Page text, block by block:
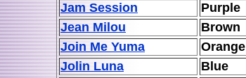
Jam Session
Purple
Jean Milou
Brown
Join Me Yuma
Orange
Jolin Luna
Blue